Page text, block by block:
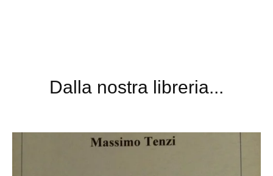
Dalla nostra libreria...